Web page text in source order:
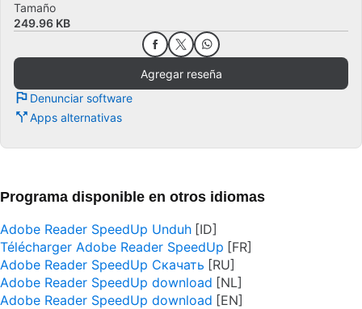
Tamaño
249.96 KB
Agregar reseña
Denunciar software
Apps alternativas
Programa disponible en otros idiomas
Adobe Reader SpeedUp Unduh
Télécharger Adobe Reader SpeedUp
Adobe Reader SpeedUp Скачать
Adobe Reader SpeedUp download
Adobe Reader SpeedUp download